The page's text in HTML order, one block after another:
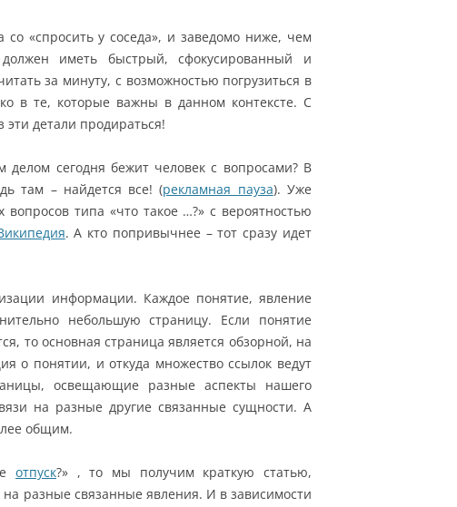
со «спросить у соседа», и заведомо ниже, чем
иметь быстрый, сфокусированный и
за минуту, с возможностью погрузиться в
в те, которые важны в данном контексте. С
детали продираться!
сегодня бежит человек с вопросами? В
там – найдется все! (рекламная пауза). Уже
типа «что такое …?» с вероятностью
. А кто попривычнее – тот сразу идет
информации. Каждое понятие, явление
небольшую страницу. Если понятие
то основная страница является обзорной, на
о понятии, и откуда множество ссылок ведут
освещающие разные аспекты нашего
на разные другие связанные сущности. А
общим.
отпуск?» , то мы получим краткую статью,
разные связанные явления. И в зависимости